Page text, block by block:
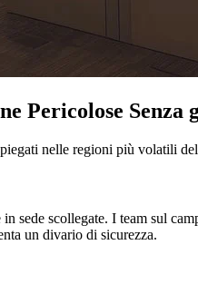
Pericolose
nelle regioni più volatili
sede scollegate. I team sul
un divario di sicurezza.